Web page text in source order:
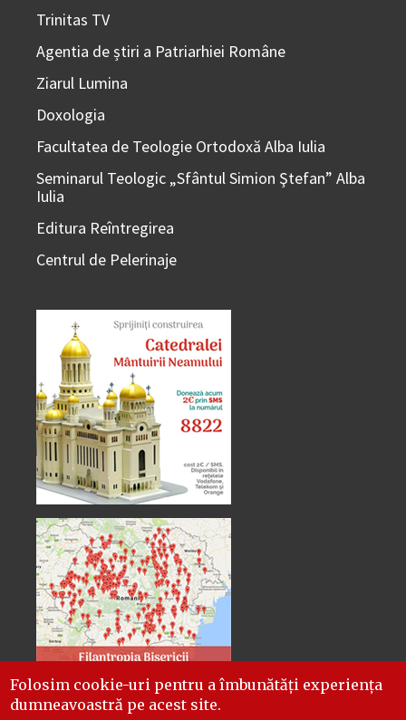
Trinitas TV
Agentia de știri a Patriarhiei Române
Ziarul Lumina
Doxologia
Facultatea de Teologie Ortodoxă Alba Iulia
Seminarul Teologic „Sfântul Simion Ştefan” Alba
Iulia
Editura Reîntregirea
Centrul de Pelerinaje
Folosim cookie-uri pentru a îmbunătăți experiența
dumneavoastră pe acest site.